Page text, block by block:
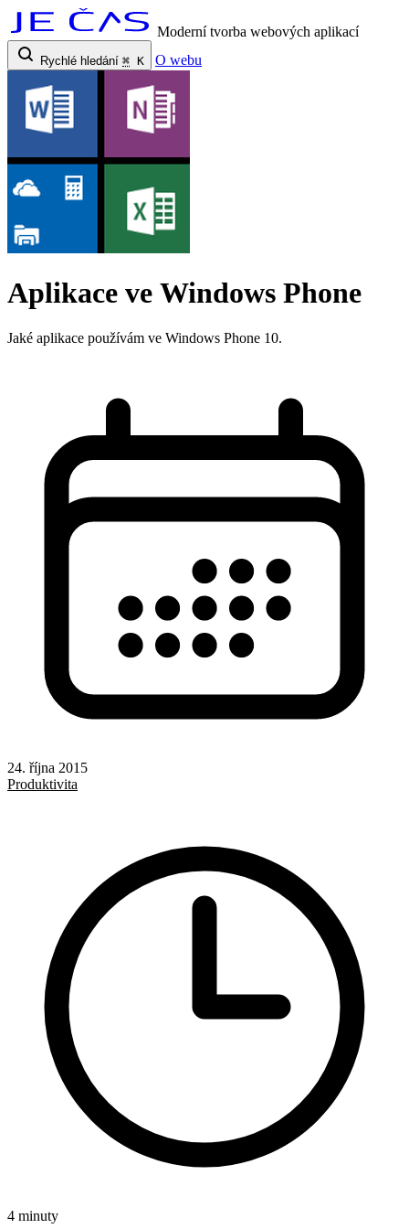
Moderní tvorba webových aplikací
Rychlé hledání ⌘ K O webu
Aplikace ve Windows Phone
Jaké aplikace používám ve Windows Phone 10.
24. října 2015
Produktivita
4 minuty